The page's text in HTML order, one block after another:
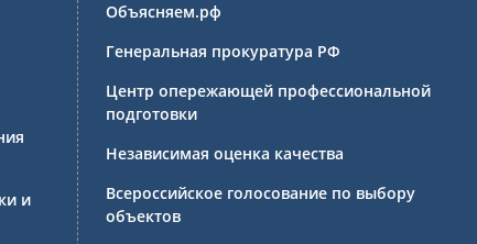
и
Объясняем.рф
Генеральная прокуратура РФ
Центр опережающей профессиональной
подготовки
Независимая оценка качества
Всероссийское голосование по выбору
объектов